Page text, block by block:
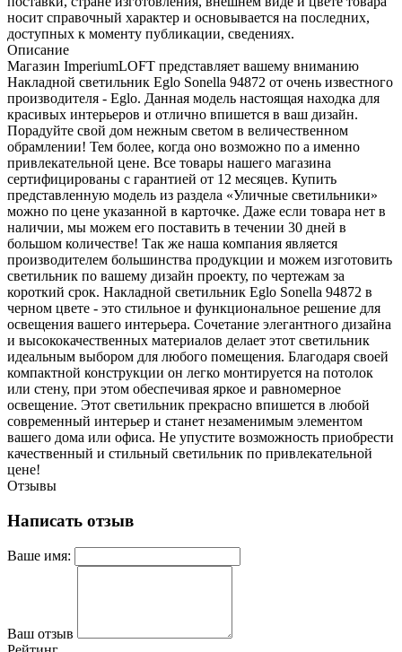
носит справочный характер и основывается на последних,
доступных к моменту публикации, сведениях.
Описание
Магазин ImperiumLOFT представляет вашему вниманию
Накладной светильник Eglo Sonella 94872 от очень известного
производителя - Eglo. Данная модель настоящая находка для
красивых интерьеров и отлично впишется в ваш дизайн.
Порадуйте свой дом нежным светом в величественном
обрамлении! Тем более, когда оно возможно по а именно
привлекательной цене. Все товары нашего магазина
сертифицированы с гарантией от 12 месяцев. Купить
представленную модель из раздела «Уличные светильники»
можно по цене указанной в карточке. Даже если товара нет в
наличии, мы можем его поставить в течении 30 дней в
большом количестве! Так же наша компания является
производителем большинства продукции и можем изготовить
светильник по вашему дизайн проекту, по чертежам за
короткий срок. Накладной светильник Eglo Sonella 94872 в
черном цвете - это стильное и функциональное решение для
освещения вашего интерьера. Сочетание элегантного дизайна
и высококачественных материалов делает этот светильник
идеальным выбором для любого помещения. Благодаря своей
компактной конструкции он легко монтируется на потолок
или стену, при этом обеспечивая яркое и равномерное
освещение. Этот светильник прекрасно впишется в любой
современный интерьер и станет незаменимым элементом
вашего дома или офиса. Не упустите возможность приобрести
качественный и стильный светильник по привлекательной
цене!
Отзывы
Написать отзыв
Ваше имя:
Ваш отзыв